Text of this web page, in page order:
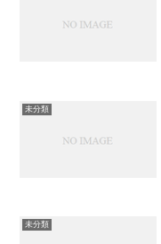
未分類
未分類